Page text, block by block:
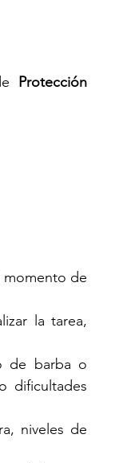
Protección
momento de
la tarea,
de barba o
dificultades
niveles de